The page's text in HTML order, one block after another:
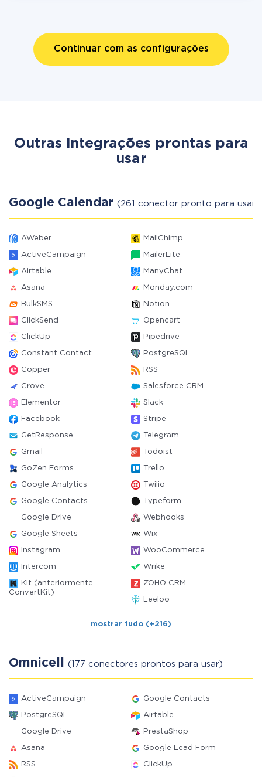
Continuar com as configurações
Outras integrações prontas para
usar
Google Calendar (261 conector pronto para usar)
AWeber MailChimp
ActiveCampaign MailerLite
Airtable ManyChat
Asana Monday.com
BulkSMS Notion
ClickSend Opencart
ClickUp Pipedrive
Constant Contact PostgreSQL
Copper RSS
Crove Salesforce CRM
Elementor Slack
Facebook Stripe
GetResponse Telegram
Gmail Todoist
GoZen Forms Trello
Google Analytics Twilio
Google Contacts Typeform
Google Drive Webhooks
Google Sheets Wix
Instagram WooCommerce
Intercom Wrike
Kit (anteriormente
ConvertKit)
ZOHO CRM
Leeloo
mostrar tudo (+216)
Omnicell (177 conectores prontos para usar)
ActiveCampaign Google Contacts
PostgreSQL Airtable
Google Drive PrestaShop
Asana Google Lead Form
RSS ClickUp